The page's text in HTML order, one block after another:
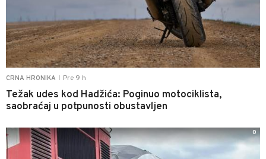
CRNA HRONIKA Pre 9 h
Težak udes kod Hadžića: Poginuo motociklista,
saobraćaj u potpunosti obustavljen
0